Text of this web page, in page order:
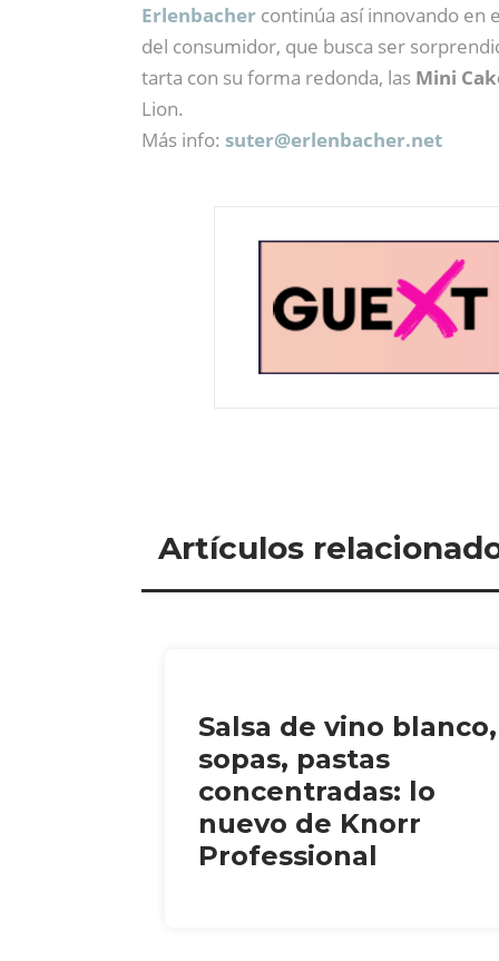
Erlenbacher continúa así innovando en
del consumidor, que busca ser
tarta con su forma redonda, las Mini
Lion.
Más info: suter@erlenbacher.net
Artículos
Salsa de vino blanco,
sopas, pastas
concentradas: lo
nuevo de Knorr
Professional